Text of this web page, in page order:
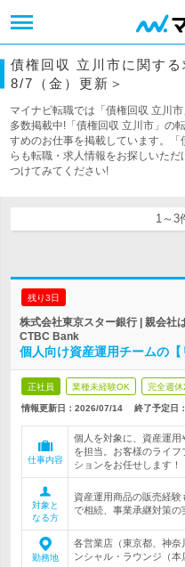
債権回収 立川市に関す
8/7（金）更新＞
マイナビ転職では「債権回収 立川
多数掲載中!「債権回収 立川市」の
すめのお仕事を掲載しています。
らも転職・求人情報をお探しいた
つけてみてください!
1～3
残り3日
株式会社東京スター銀行 | 親会社
CTBC Bank
個人向け資産運用チームの【
正社員 業種未経験OK 完全週休
情報更新日：2026/07/14 終了予定日：
仕事内容
個人を対象に、資産運
を担当。お客様のライ
ションをお任せします！
対象と
なる方
資産運用商品の販売経
で相続、事業承継対策の
勤務地
各営業店（東京都、神
ンシャル・ラウンジ（本